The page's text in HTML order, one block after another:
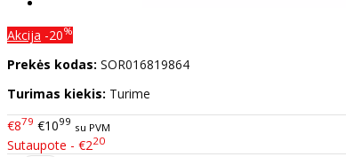
Akcija -20%
Prekės kodas: SOR016819864
Turimas kiekis: Turime
€879 €1099 su PVM
Sutaupote - €220